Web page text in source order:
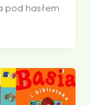
pod hasłem